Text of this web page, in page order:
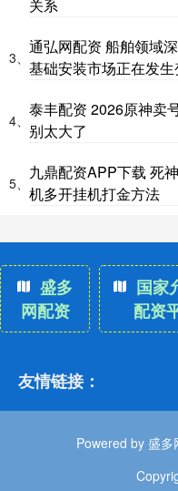
关系
3、
通弘网配资 船舶领域
基础安装市场正在发
4、
泰丰配资 2026原神卖
别太大了
5、
九鼎配资APP下载 死
机多开挂机打金方法
盛多
网配资
国家
配资
友情链接：
Powered by 盛多